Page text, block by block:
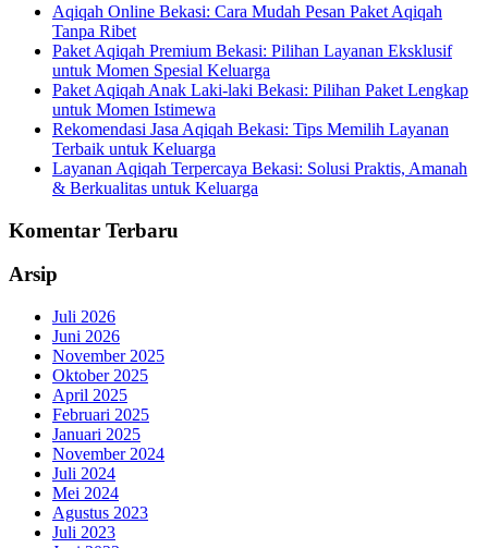
Aqiqah Online Bekasi: Cara Mudah Pesan Paket Aqiqah
Tanpa Ribet
Paket Aqiqah Premium Bekasi: Pilihan Layanan Eksklusif
untuk Momen Spesial Keluarga
Paket Aqiqah Anak Laki-laki Bekasi: Pilihan Paket Lengkap
untuk Momen Istimewa
Rekomendasi Jasa Aqiqah Bekasi: Tips Memilih Layanan
Terbaik untuk Keluarga
Layanan Aqiqah Terpercaya Bekasi: Solusi Praktis, Amanah
& Berkualitas untuk Keluarga
Komentar Terbaru
Arsip
Juli 2026
Juni 2026
November 2025
Oktober 2025
April 2025
Februari 2025
Januari 2025
November 2024
Juli 2024
Mei 2024
Agustus 2023
Juli 2023